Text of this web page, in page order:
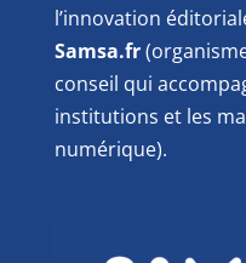
l’innovation
Samsa.fr
conseil qui
institutions et les
numérique).